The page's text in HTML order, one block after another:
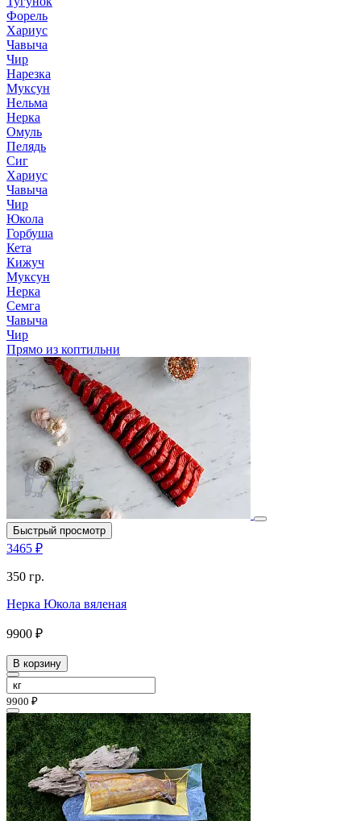
Форель
Хариус
Чавыча
Чир
Нарезка
Муксун
Нельма
Нерка
Омуль
Пелядь
Сиг
Хариус
Чавыча
Чир
Юкола
Горбуша
Кета
Кижуч
Муксун
Нерка
Семга
Чавыча
Чир
Прямо из коптильни
Быстрый просмотр
3465 ₽
350 гр.
Нерка Юкола вяленая
9900 ₽
В корзину
9900 ₽